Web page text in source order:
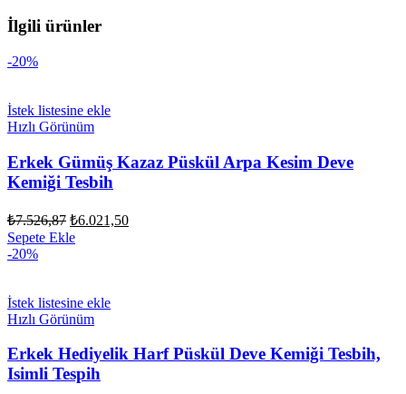
İlgili ürünler
-20%
İstek listesine ekle
Hızlı Görünüm
Erkek Gümüş Kazaz Püskül Arpa Kesim Deve
Kemiği Tesbih
₺7.526,87 Orijinal
fiyat:
₺6.021,50Şu
Sepete Ekle
-20%
İstek listesine ekle
Hızlı Görünüm
Erkek Hediyelik Harf Püskül Deve Kemiği Tesbih,
Isimli Tespih